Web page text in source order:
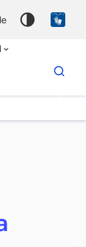
Dados
para
chave